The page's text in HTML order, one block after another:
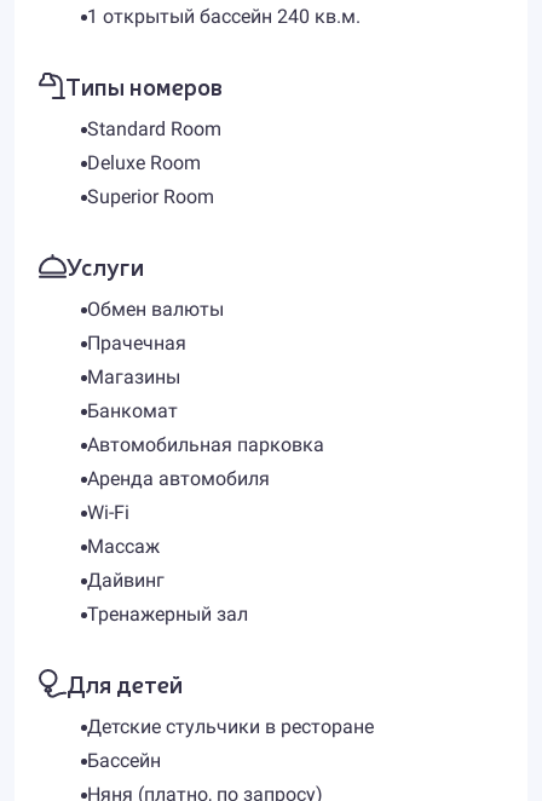
1 открытый бассейн 240 кв.м.
Типы номеров
Standard Room
Deluxe Room
Superior Room
Услуги
Обмен валюты
Прачечная
Магазины
Банкомат
Автомобильная парковка
Аренда автомобиля
Wi-Fi
Массаж
Дайвинг
Тренажерный зал
Для детей
Детские стульчики в ресторане
Бассейн
Няня (платно, по запросу)